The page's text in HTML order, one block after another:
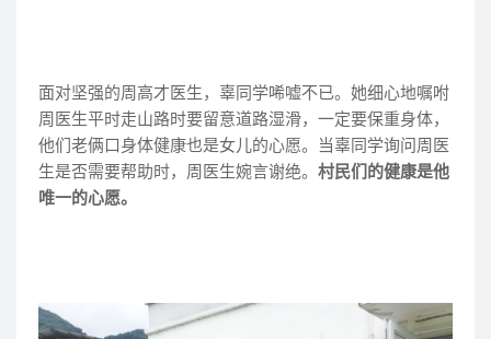
面对坚强的周高才医生，辜同学唏嘘不已。她细心地嘱咐
周医生平时走山路时要留意道路湿滑，一定要保重身体，
他们老俩口身体健康也是女儿的心愿。当辜同学询问周医
生是否需要帮助时，周医生婉言谢绝。 村民们的健康是他
唯一的心愿。